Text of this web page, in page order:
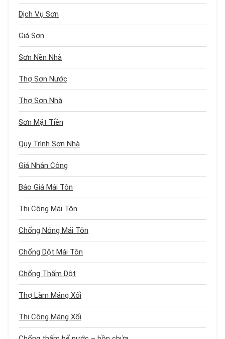
Dịch Vụ Sơn
Giá Sơn
Sơn Nền Nhà
Thợ Sơn Nước
Thợ Sơn Nhà
Sơn Mặt Tiền
Quy Trình Sơn Nhà
Giá Nhân Công
Báo Giá Mái Tôn
Thi Công Mái Tôn
Chống Nóng Mái Tôn
Chống Dột Mái Tôn
Chống Thấm Dột
Thợ Làm Máng Xối
Thi Công Máng Xối